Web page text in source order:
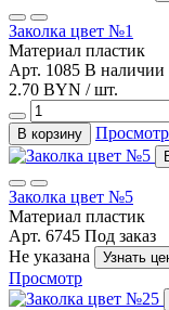
Заколка цвет №1
Материал пластик
Арт. 1085 В наличии
2.70 BYN / шт.
В корзину Просмотр
Заколка цвет №5
Материал пластик
Арт. 6745 Под заказ
Не указана
Узнать
Просмотр